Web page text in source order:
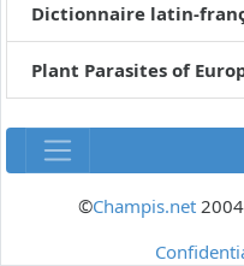
Dictionnaire latin-
Plant Parasites of
©Champis.net